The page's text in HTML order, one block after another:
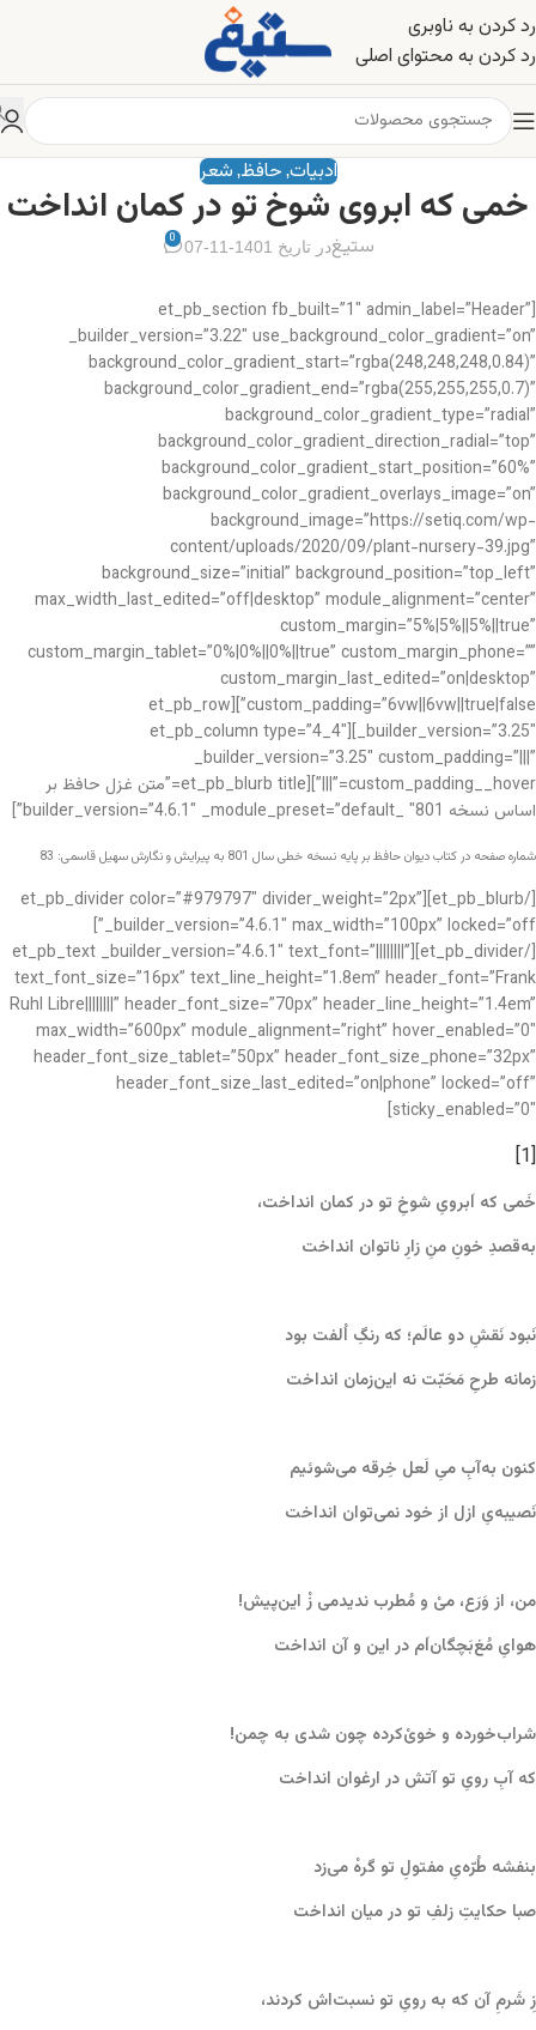
رد کردن به ناوبری
رد کردن به محتوای اصلی
ادبیات, حافظ, شعر
خمی که ابروی شوخ تو در کمان انداخت
ستیغدر تاریخ 1401-11-07 0
[et_pb_section fb_built=”1″ admin_label=”Header”
_builder_version=”3.22″ use_background_color_gradient=”on”
background_color_gradient_start=”rgba(248,248,248,0.84)”
background_color_gradient_end=”rgba(255,255,255,0.7)”
background_color_gradient_type=”radial”
background_color_gradient_direction_radial=”top”
background_color_gradient_start_position=”60%”
background_color_gradient_overlays_image=”on”
background_image=”https://setiq.com/wp-
content/uploads/2020/09/plant-nursery-39.jpg”
background_size=”initial” background_position=”top_left”
max_width_last_edited=”off|desktop” module_alignment=”center”
custom_margin=”5%|5%||5%||true”
custom_margin_tablet=”0%|0%||0%||true” custom_margin_phone=””
custom_margin_last_edited=”on|desktop”
custom_padding=”6vw||6vw||true|false”][et_pb_row
_builder_version=”3.25″][et_pb_column type=”4_4″
_builder_version=”3.25″ custom_padding=”|||”
custom_padding__hover=”|||”][et_pb_blurb title=”متن غزل حافظ بر
اساس نسخه 801″ _builder_version=”4.6.1″ _module_preset=”default”]
شماره صفحه در کتاب دیوان حافظ بر پایه نسخه خطی سال 801 به پیرایش و نگارش سهیل قاسمی: 83
[/et_pb_blurb][et_pb_divider color=”#979797″ divider_weight=”2px”
_builder_version=”4.6.1″ max_width=”100px” locked=”off”]
[/et_pb_divider][et_pb_text _builder_version=”4.6.1″ text_font=”||||||||”
text_font_size=”16px” text_line_height=”1.8em” header_font=”Frank
Ruhl Libre||||||||” header_font_size=”70px” header_line_height=”1.4em”
max_width=”600px” module_alignment=”right” hover_enabled=”0″
header_font_size_tablet=”50px” header_font_size_phone=”32px”
header_font_size_last_edited=”on|phone” locked=”off”
sticky_enabled=”0″]
[1]
خَمی که اَبرویِ شوخِ تو در کمان انداخت،
به‌قصدِ خونِ منِ زارِ ناتوان انداخت
نَبود نَقشِ دو عالَم؛ که رنگِ اُلفت بود
زمانه طرحِ مَحَبّت نه این‌زمان انداخت
کنون به‌آبِ میِ لَعل خِرقه می‌شوئیم
نَصیبه‌یِ ازل از خود نمی‌توان انداخت
من، از وَرَع، میْ و مُطرب ندیدمی زْ این‌پیش!
هوایِ مُغ‌بَچگان‌اَم در این و آن انداخت
شراب‌خورده و خویْ‌کرده چون شدی به چمن!
که آبِ رویِ تو آتش در ارغوان انداخت
بنفشه طُرّه‌یِ مفتولِ تو گرهْ می‌زد
صبا حکایتِ زلفِ تو در میان انداخت
زِ شَرمِ آن که به رویِ تو نسبت‌اش کردند،